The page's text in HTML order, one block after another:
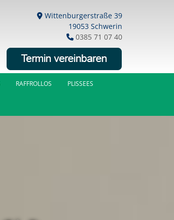
 Wittenburgerstraße 39
19053 Schwerin
 0385 71 07 40
RAFFROLLOS PLISSEES